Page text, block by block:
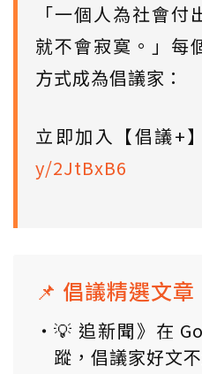
「一個人為社會
就不會寂寞。」每
方式成為倡議家：
立即加入【倡議+
y/2JtBxB6
📌 倡議精選文章
💡 追新聞》在
蹤，倡議家好文